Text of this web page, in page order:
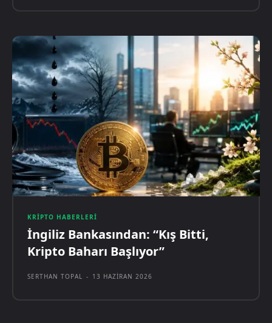
KRIPTO HABERLERI
İngiliz Bankasından: “Kış Bitti,
Kripto Baharı Başlıyor”
SERTHAN TOPAL - 13 HAZIRAN 2026